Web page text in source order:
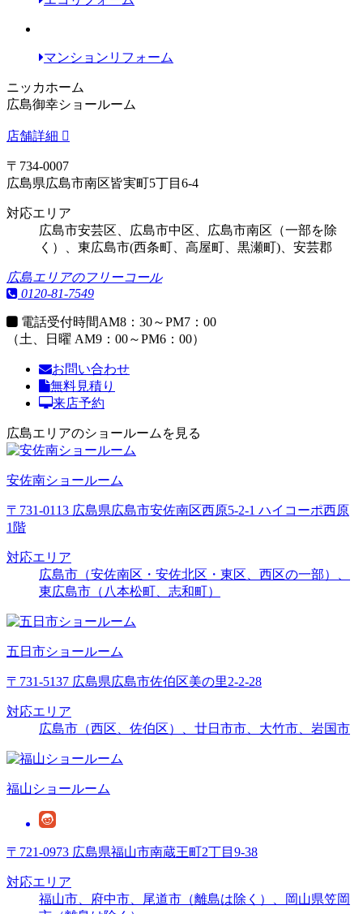
マンションリフォーム
ニッカホーム
広島御幸ショールーム
店舗詳細
〒734-0007
広島県広島市南区皆実町5丁目6-4
対応エリア
広島市安芸区、広島市中区、広島市南区（一部を除
く）、東広島市(西条町、高屋町、黒瀬町)、安芸郡
広島エリアのフリーコール
0120-81-7549
電話受付時間AM8：30～PM7：00
（土、日曜 AM9：00～PM6：00）
お問い合わせ
無料見積り
来店予約
広島エリアのショールームを見る
安佐南ショールーム
〒731-0113 広島県広島市安佐南区西原5-2-1 ハイコーポ西原
1階
対応エリア
広島市（安佐南区・安佐北区・東区、西区の一部）、
東広島市（八本松町、志和町）
五日市ショールーム
〒731-5137 広島県広島市佐伯区美の里2-2-28
対応エリア
広島市（西区、佐伯区）、廿日市市、大竹市、岩国市
福山ショールーム
〒721-0973 広島県福山市南蔵王町2丁目9-38
対応エリア
福山市、府中市、尾道市（離島は除く）、岡山県笠岡